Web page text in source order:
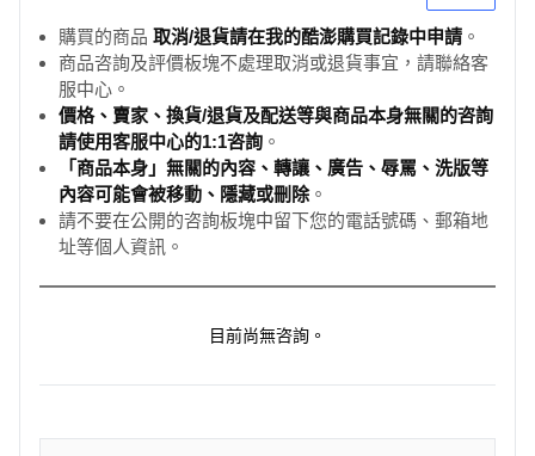
購買的商品 取消/退貨請在我的酷澎購買記錄中申請 。
商品咨詢及評價板塊不處理取消或退貨事宜，請聯絡客
服中心。
價格、賣家、換貨/退貨及配送等與商品本身無關的咨詢
請使用客服中心的1:1咨詢 。
「商品本身」無關的內容、轉讓、廣告、辱罵、洗版等
內容可能會被移動、隱藏或刪除。
請不要在公開的咨詢板塊中留下您的電話號碼、郵箱地
址等個人資訊。
目前尚無咨詢。